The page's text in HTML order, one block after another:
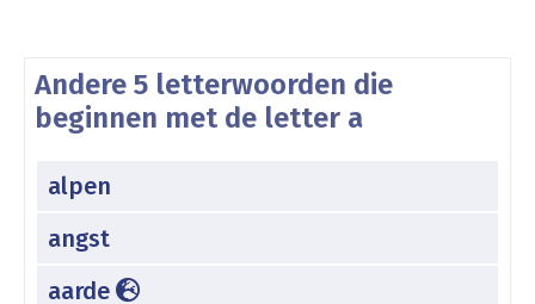
Andere 5 letterwoorden die
beginnen met de letter a
alpen
angst
aarde